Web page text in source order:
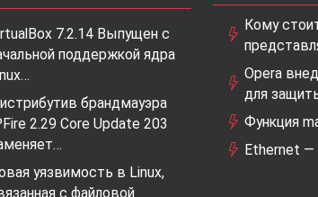
7.2.14 Выпущен с
поддержкой ядра
брандмауэра
2.29 Core Update 203
уязвимость в Linux,
с файловой
Кому
Opera
для
Функция
Ethernet —